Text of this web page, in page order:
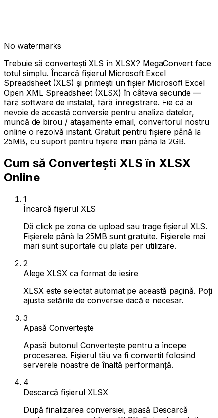
No watermarks
Trebuie să convertești XLS în XLSX? MegaConvert face
totul simplu. Încarcă fișierul Microsoft Excel
Spreadsheet (XLS) și primești un fișier Microsoft Excel
Open XML Spreadsheet (XLSX) în câteva secunde —
fără software de instalat, fără înregistrare. Fie că ai
nevoie de această conversie pentru analiza datelor,
muncă de birou / atașamente email, convertorul nostru
online o rezolvă instant. Gratuit pentru fișiere până la
25MB, cu suport pentru fișiere mari până la 2GB.
Cum să Convertești XLS în XLSX
Online
1
Încarcă fișierul XLS
Dă click pe zona de upload sau trage fișierul XLS.
Fișierele până la 25MB sunt gratuite. Fișierele mai
mari sunt suportate cu plata per utilizare.
2
Alege XLSX ca format de ieșire
XLSX este selectat automat pe această pagină. Poți
ajusta setările de conversie dacă e necesar.
3
Apasă Convertește
Apasă butonul Convertește pentru a începe
procesarea. Fișierul tău va fi convertit folosind
serverele noastre de înaltă performanță.
4
Descarcă fișierul XLSX
După finalizarea conversiei, apasă Descarcă